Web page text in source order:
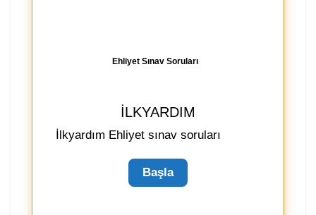
Ehliyet Sınav Soruları
İLKYARDIM
İlkyardım Ehliyet sınav soruları